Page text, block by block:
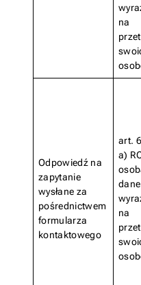
na
Odpowiedź na
zapytanie
wysłane za
pośrednictwem
formularza
kontaktowego
art.
a)
na